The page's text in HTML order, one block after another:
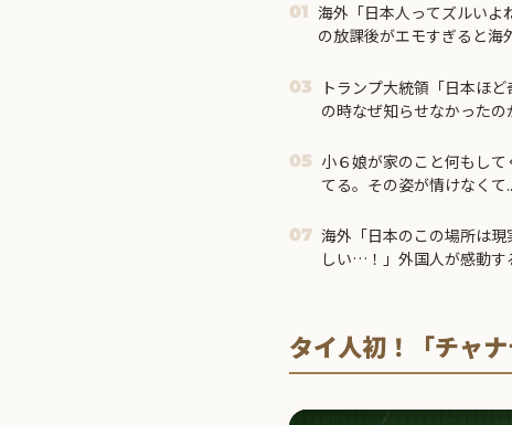
01 海外「日本人ってズルいよ
の放課後がエモすぎると海
03
トランプ大統領「日本ほ
の時なぜ知らせなかった
05 小６娘が家のこと何もし
てる。その姿が情けなくて
07 海外「日本のこの場所は
しい…！」外国人が感動す
タイ人初！「チャ